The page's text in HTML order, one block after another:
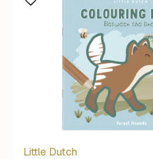
Little Dutch